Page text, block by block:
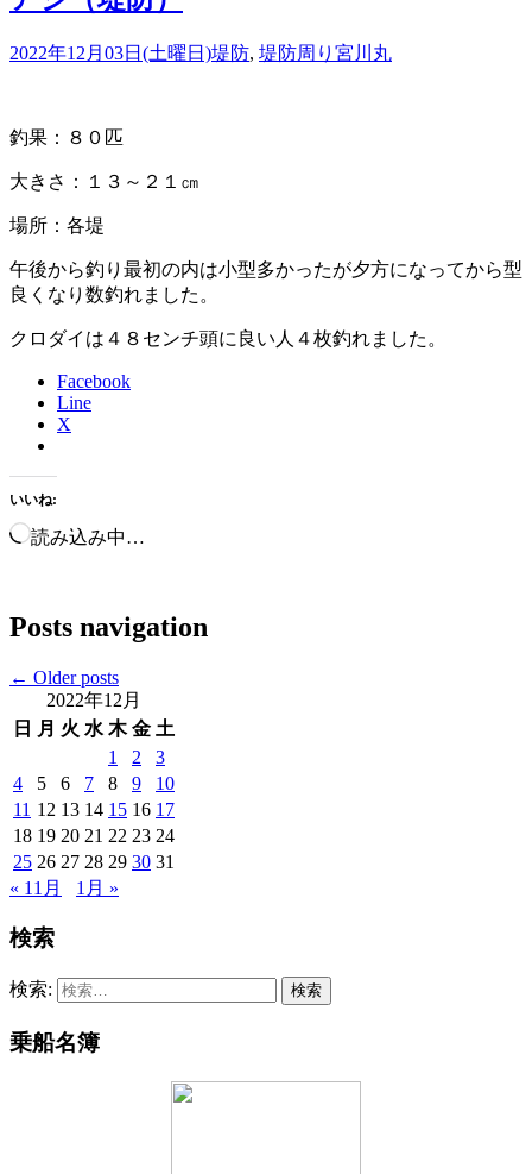
2022年12月03日(土曜日)堤防, 堤防周り 宮川丸
釣果：８０匹
大きさ：１３～２１㎝
場所：各堤
午後から釣り最初の内は小型多かったが夕方になってから型
良くなり数釣れました。
クロダイは４８センチ頭に良い人４枚釣れました。
Facebook
Line
X
いいね:
読み込み中…
Posts navigation
← Older posts
2022年12月
日
月 火 水 木 金 土
1
2
3
4
5 6 7 8 9
10
11 12 13 14 15 16 17
18 19 20 21 22 23 24
25 26 27 28 29 30 31
« 11月
1月 »
検索
検索:
乗船名簿